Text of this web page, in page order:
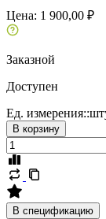
Цена: 1 900,00 ₽
Заказной
Доступен
Ед. измерения::
В корзину
В спецификацию